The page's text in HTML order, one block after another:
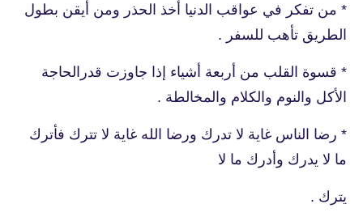
* من تفكر في عواقب الدنيا أخذ الحذر ومن أيقن بطول
الطريق تأهب للسفر .
* قسوة القلب من أربعة أشياء إذا جاوزت قدرالحاجة
الأكل والنوم والكلام والمخالطة .
* رضا الناس غاية لا تدرك ورضا الله غاية لا تترك فأترك
ما لا يدرك وأدرك ما لا
يترك .